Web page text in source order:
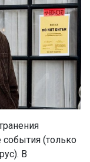
(только
В